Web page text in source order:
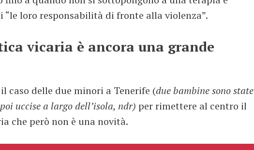
“le loro responsabilità di fronte alla violenza”.
vicaria è ancora una grande
caso delle due minori a Tenerife (due bambine sono state
uccise a largo dell’isola, ndr) per rimettere al centro il
che però non è una novità.